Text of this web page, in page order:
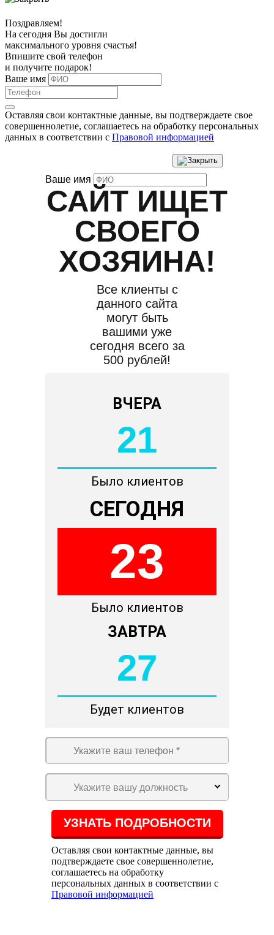
Поздравляем!
На сегодня Вы достигли
максимального уровня счастья!
Впишите свой телефон
и получите подарок!
Ваше имя
Оставляя свои контактные данные, вы подтверждаете свое
совершеннолетие, соглашаетесь на обработку персональных
данных в соответствии с Правовой информацией
Ваше имя
САЙТ ИЩЕТ
СВОЕГО
ХОЗЯИНА!
Все клиенты с
данного сайта
могут быть
вашими уже
сегодня всего за
500 рублей!
ВЧЕРА
21
Было клиентов
СЕГОДНЯ
23
Было клиентов
ЗАВТРА
27
Будет клиентов
Укажите вашу должность
Оставляя свои контактные данные, вы
подтверждаете свое совершеннолетие,
соглашаетесь на обработку
персональных данных в соответствии с
Правовой информацией